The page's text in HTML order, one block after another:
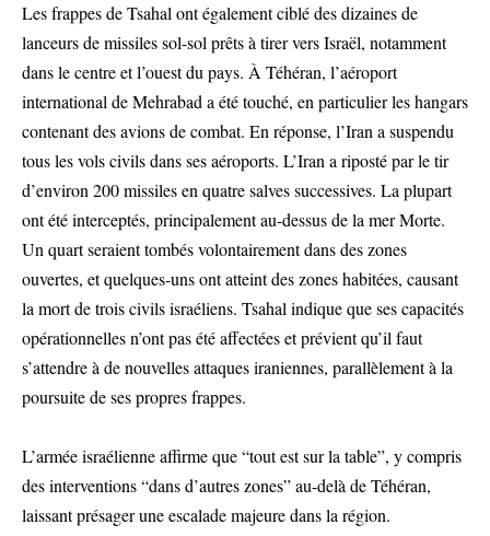
Les frappes de Tsahal ont également ciblé des dizaines de
lanceurs de missiles sol-sol prêts à tirer vers Israël, notamment
dans le centre et l’ouest du pays. À Téhéran, l’aéroport
international de Mehrabad a été touché, en particulier les hangars
contenant des avions de combat. En réponse, l’Iran a suspendu
tous les vols civils dans ses aéroports. L’Iran a riposté par le tir
d’environ 200 missiles en quatre salves successives. La plupart
ont été interceptés, principalement au-dessus de la mer Morte.
Un quart seraient tombés volontairement dans des zones
ouvertes, et quelques-uns ont atteint des zones habitées, causant
la mort de trois civils israéliens. Tsahal indique que ses capacités
opérationnelles n’ont pas été affectées et prévient qu’il faut
s’attendre à de nouvelles attaques iraniennes, parallèlement à la
poursuite de ses propres frappes.
L’armée israélienne affirme que “tout est sur la table”, y compris
des interventions “dans d’autres zones” au-delà de Téhéran,
laissant présager une escalade majeure dans la région.